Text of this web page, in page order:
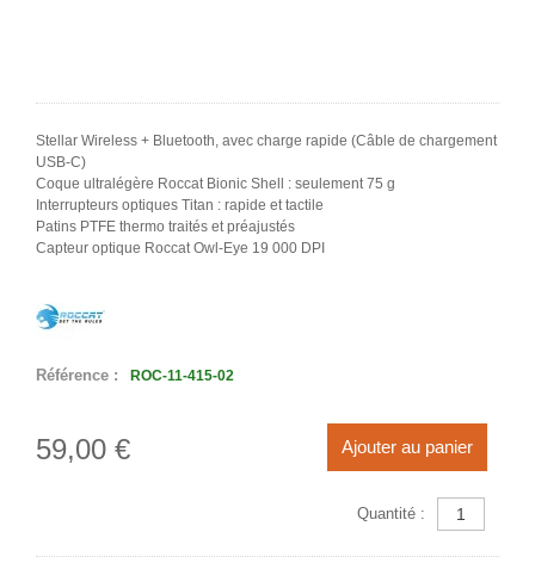
Stellar Wireless + Bluetooth, avec charge rapide (Câble de chargement
USB-C)
Coque ultralégère Roccat Bionic Shell : seulement 75 g
Interrupteurs optiques Titan : rapide et tactile
Patins PTFE thermo traités et préajustés
Capteur optique Roccat Owl-Eye 19 000 DPI
Référence : ROC-11-415-02
59,00 € Ajouter au panier
Quantité :